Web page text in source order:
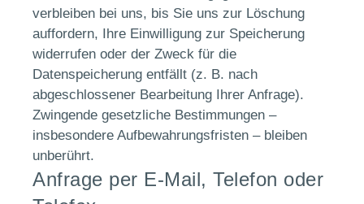
verbleiben bei uns, bis Sie uns zur Löschung
auffordern, Ihre Einwilligung zur Speicherung
widerrufen oder der Zweck für die
Datenspeicherung entfällt (z. B. nach
abgeschlossener Bearbeitung Ihrer Anfrage).
Zwingende gesetzliche Bestimmungen –
insbesondere Aufbewahrungsfristen – bleiben
unberührt.
Anfrage per E-Mail, Telefon oder